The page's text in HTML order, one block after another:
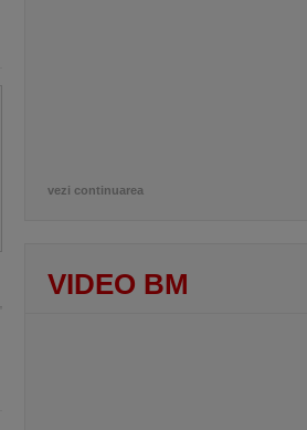
vezi continuarea
VIDEO BM